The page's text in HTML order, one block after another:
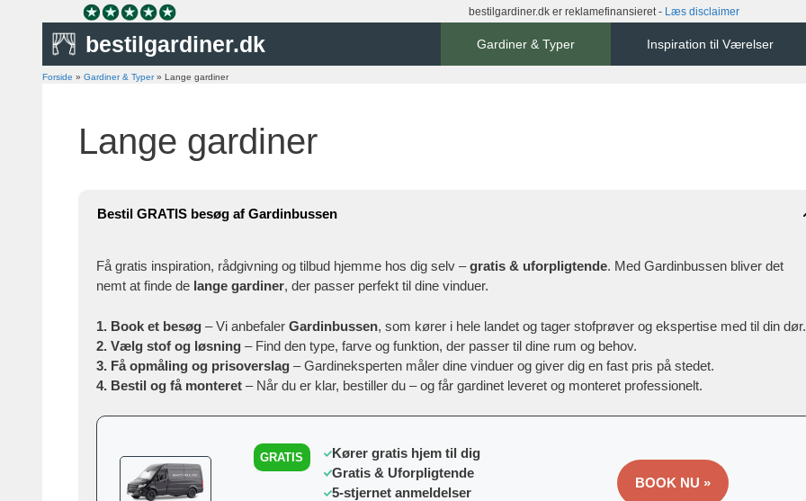
bestilgardiner.dk er reklamefinansieret - Læs disclaimer
bestilgardiner.dk Gardiner & Typer Inspiration til Værelser
Forside » Gardiner & Typer» Lange gardiner
Lange gardiner
Bestil GRATIS besøg af Gardinbussen
Få gratis inspiration, rådgivning og tilbud hjemme hos dig selv –gratis & uforpligtende. Med Gardinbussen bliver det
nemt at finde de lange gardiner, der passer perfekt til dine vinduer.
1. Book et besøg – Vi anbefaler Gardinbussen, som kører i hele landet og tager stofprøver og ekspertise med til din dør.
2. Vælg stof og løsning – Find den type, farve og funktion, der passer til dine rum og behov.
3. Få opmåling og prisoverslag – Gardineksperten måler dine vinduer og giver dig en fast pris på stedet.
4. Bestil og få monteret – Når du er klar, bestiller du – og får gardinet leveret og monteret professionelt.
GRATIS
Kører gratis hjem til dig
Gratis & Uforpligtende
5-stjernet anmeldelser
BOOK NU »